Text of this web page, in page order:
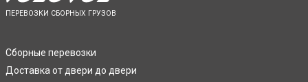
ПЕРЕВОЗКИ СБОРНЫХ ГРУЗОВ
Сборные перевозки
Доставка от двери до двери